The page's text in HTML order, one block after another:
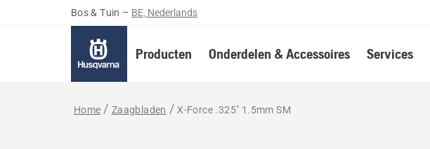
Bos & Tuin – BE, Nederlands
Producten Onderdelen & Accessoires Services
Home Zaagbladen X-Force .325" 1.5mm SM